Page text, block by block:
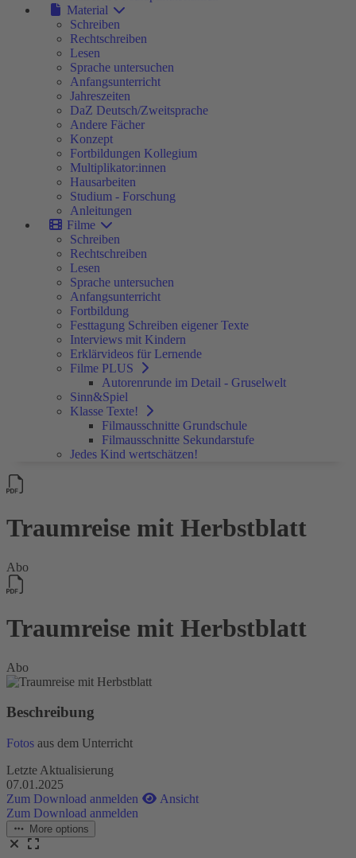
Material
Schreiben
Rechtschreiben
Lesen
Sprache untersuchen
Anfangsunterricht
Jahreszeiten
DaZ Deutsch/Zweitsprache
Andere Fächer
Konzept
Fortbildungen Kollegium
Multiplikator:innen
Hausarbeiten
Studium - Forschung
Anleitungen
Filme
Schreiben
Rechtschreiben
Lesen
Sprache untersuchen
Anfangsunterricht
Fortbildung
Festtagung Schreiben eigener Texte
Interviews mit Kindern
Erklärvideos für Lernende
Filme PLUS
Autorenrunde im Detail - Gruselwelt
Sinn&Spiel
Klasse Texte!
Filmausschnitte Grundschule
Filmausschnitte Sekundarstufe
Jedes Kind wertschätzen!
Traumreise mit Herbstblatt
Abo
Traumreise mit Herbstblatt
Abo
Beschreibung
Fotos aus dem Unterricht
Letzte Aktualisierung
07.01.2025
Zum Download anmelden
Ansicht
Zum Download anmelden
More options